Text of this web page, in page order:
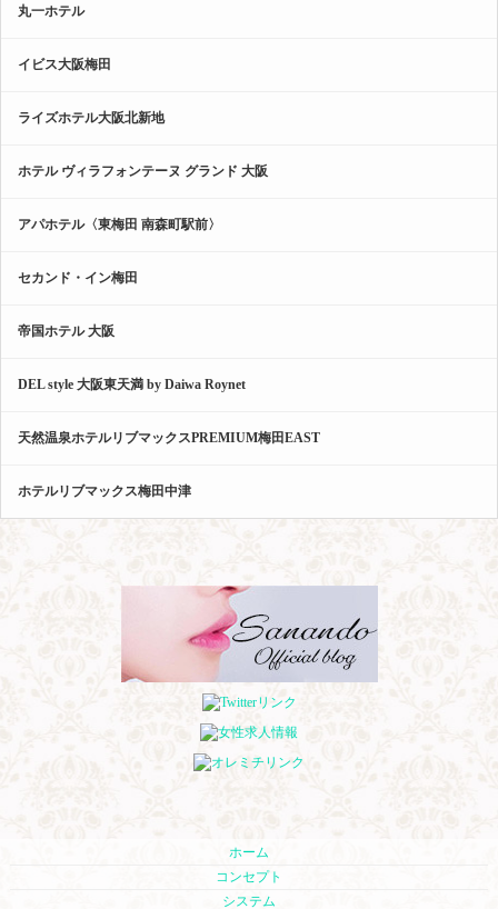
丸一ホテル
イビス大阪梅田
ライズホテル大阪北新地
ホテル ヴィラフォンテーヌ グランド 大阪
アパホテル〈東梅田 南森町駅前〉
セカンド・イン梅田
帝国ホテル 大阪
DEL style 大阪東天満 by Daiwa Roynet
天然温泉ホテルリブマックスPREMIUM梅田EAST
ホテルリブマックス梅田中津
ホーム
コンセプト
システム